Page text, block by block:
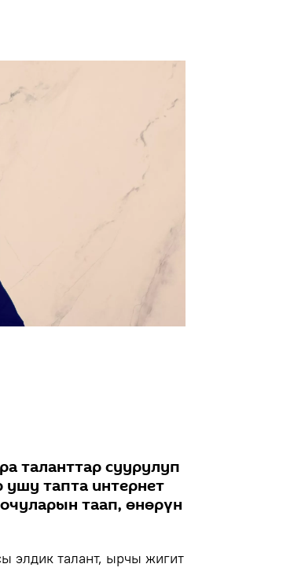
таланттар суурулуп
тапта интернет
таап, өнөрүн
элдик талант, ырчы жигит